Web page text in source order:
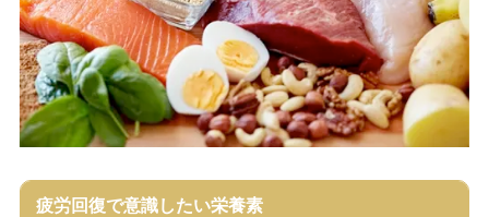
疲労回復で意識したい栄養素